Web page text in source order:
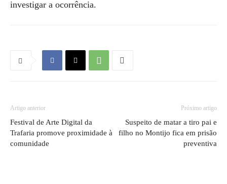
investigar a ocorrência.
Artigo anterior
Festival de Arte Digital da
Trafaria promove proximidade à
comunidade
Próximo artigo
Suspeito de matar a tiro pai e
filho no Montijo fica em prisão
preventiva